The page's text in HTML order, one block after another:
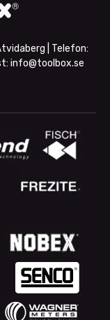
| Telefon:
info@toolbox.se